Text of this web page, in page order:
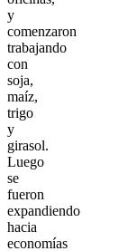
y
comenzaron
trabajando
con
soja,
maíz,
trigo
y
girasol.
Luego
se
fueron
expandiendo
hacia
economías